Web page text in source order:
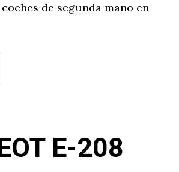
de segunda mano en
E-208